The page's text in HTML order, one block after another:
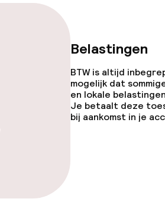
Belastingen
BTW is altijd
mogelijk dat
en lokale
Je betaalt deze
bij aankomst in je